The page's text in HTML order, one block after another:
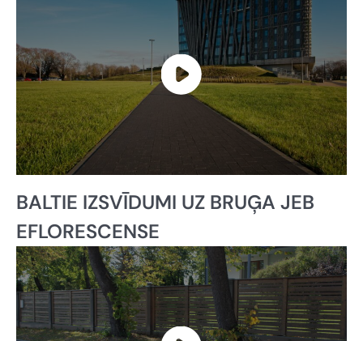
BALTIE IZSVĪDUMI UZ BRUĢA JEB
EFLORESCENSE